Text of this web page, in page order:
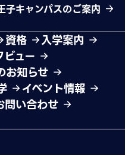
子キャンパスのご案内
資格
入学案内
ビュー
お知らせ
イベント情報
問い合わせ